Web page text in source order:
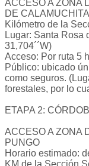
ACCESO A ZONA
DE CALAMUCHITA
Kilómetro de la
Lugar: Santa Rosa
31,704´´W)
Acceso: Por ruta 5
Público: ubicado
como seguros.
forestales, por lo
ETAPA 2:
ACCESO A ZONA
PUNGO
Horario estimado: